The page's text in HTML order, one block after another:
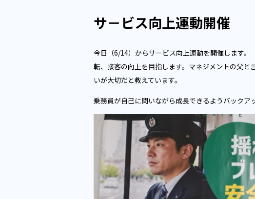
サ－ビス向上運動開催
今日（6/14）からサービス向上運動を開催します
転、接客の向上を目指します。マネジメントの父
いが大切だと教えています。
乗務員が自己に問いながら成長できるようバックア